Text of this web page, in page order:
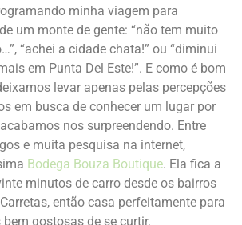
minha viagem para
um monte de gente: “não tem muito
“achei a cidade chata!” ou “diminui
em Punta Del Este!”. E como é bom
levar apenas pelas percepções
em busca de conhecer um lugar por
nos surpreendendo. Entre
e muita pesquisa na internet,
Bodega Bouza Boutique. Ela fica a
minutos de carro desde os bairros
então casa perfeitamente para
gostosas de se curtir.